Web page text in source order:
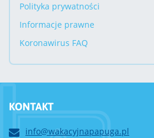
Polityka prywatności
Informacje prawne
Koronawirus FAQ
KONTAKT
info@wakacyjnapapuga.pl